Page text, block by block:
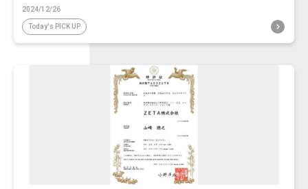
2024/12/26
Today's PICK UP